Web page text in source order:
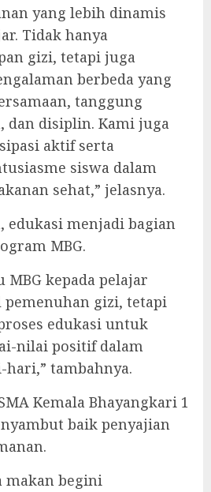
yang lebih dinamis
Tidak hanya
gizi, tetapi juga
berbeda yang
tanggung
dan disiplin. Kami juga
aktif serta
siswa dalam
sehat,” jelasnya.
edukasi menjadi bagian
MBG.
MBG kepada pelajar
pemenuhan gizi, tetapi
edukasi untuk
nilai positif dalam
tambahnya.
Kemala Bhayangkari 1
baik penyajian
makan begini